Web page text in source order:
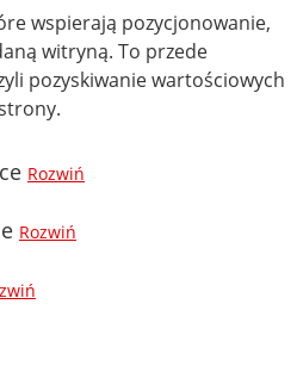
wspierają pozycjonowanie,
witryną. To przede
pozyskiwanie wartościowych
Rozwiń
Rozwiń